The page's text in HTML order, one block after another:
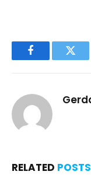
Facebook
RELATED POSTS